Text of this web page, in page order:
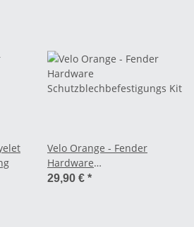
Velo Orange - Fender
Hardware
Schutzblechbefestigungs Kit
29,90 € *